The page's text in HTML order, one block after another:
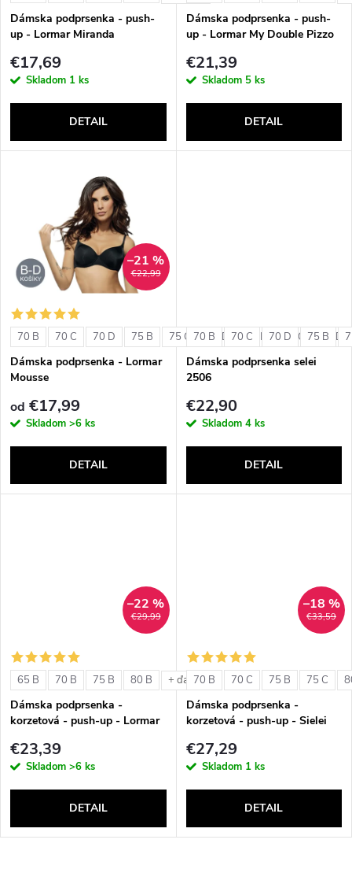
p
r
d
t
o
v
p
r
o
d
t
o
v
Dámska podprsenka - push-
up - Lormar Miranda
€17,69
Skladom 1 ks
DETAIL
Dámska podprsenka - push-
up - Lormar My Double Pizzo
€21,39
Skladom 5 ks
DETAIL
€22,99
–21 %
70 B 70 C 70 D 75 B 75 C 75 D 80 B 80 C 80 D
Dámska podprsenka - Lormar
Mousse
od €17,99
Skladom >6 ks
DETAIL
70 B 70 C 70 D 75 B
Dámska podprsenka selei
2506
€22,90
Skladom 4 ks
DETAIL
€29,99
–22 %
65 B 70 B 75 B 80 B + ďalšie
Dámska podprsenka -
korzetová - push-up - Lormar
€23,39
Skladom >6 ks
DETAIL
€33,59
–18 %
70 B 70 C 75 B 75 C
Dámska podprsenka -
korzetová - push-up - Sielei
€27,29
Skladom 1 ks
DETAIL